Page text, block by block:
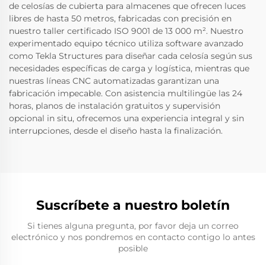
de celosías de cubierta para almacenes que ofrecen luces
libres de hasta 50 metros, fabricadas con precisión en
nuestro taller certificado ISO 9001 de 13 000 m². Nuestro
experimentado equipo técnico utiliza software avanzado
como Tekla Structures para diseñar cada celosía según sus
necesidades específicas de carga y logística, mientras que
nuestras líneas CNC automatizadas garantizan una
fabricación impecable. Con asistencia multilingüe las 24
horas, planos de instalación gratuitos y supervisión
opcional in situ, ofrecemos una experiencia integral y sin
interrupciones, desde el diseño hasta la finalización.
Suscríbete a nuestro boletín
Si tienes alguna pregunta, por favor deja un correo
electrónico y nos pondremos en contacto contigo lo antes
posible